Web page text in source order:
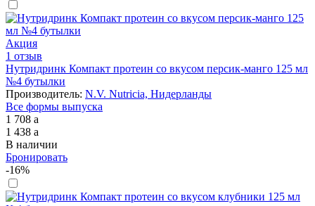
Акция
1 отзыв
Нутридринк Компакт протеин со вкусом персик-манго 125 мл
№4 бутылки
Производитель: N.V. Nutricia, Нидерланды
Все формы выпуска
1 708 a
1 438 a
В наличии
Бронировать
-16%